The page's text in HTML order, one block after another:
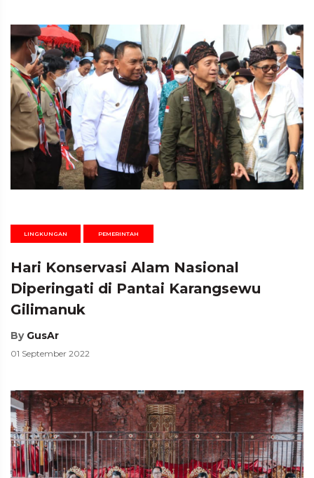
LINGKUNGAN PEMERINTAH
Hari Konservasi Alam Nasional
Diperingati di Pantai Karangsewu
Gilimanuk
By GusAr
01 September 2022